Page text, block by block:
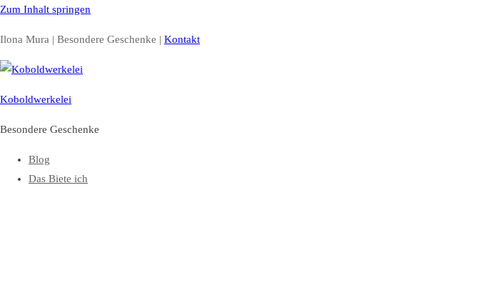
Zum Inhalt springen
Ilona Mura | Besondere Geschenke | Kontakt
Koboldwerkelei
Besondere Geschenke
Blog
Das Biete ich